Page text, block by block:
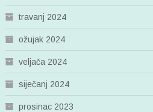
travanj 2024
ožujak 2024
veljača 2024
siječanj 2024
prosinac 2023